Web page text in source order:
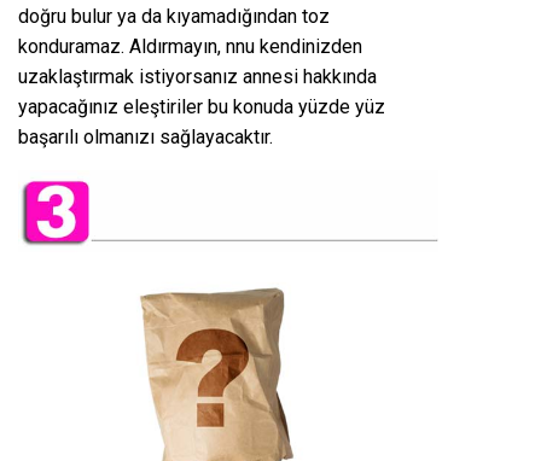
doğru bulur ya da kıyamadığından toz
konduramaz. Aldırmayın, nnu kendinizden
uzaklaştırmak istiyorsanız annesi hakkında
yapacağınız eleştiriler bu konuda yüzde yüz
başarılı olmanızı sağlayacaktır.